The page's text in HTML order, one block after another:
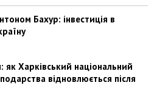
Бахур: інвестиція в
як Харківський національний
відновлюється після